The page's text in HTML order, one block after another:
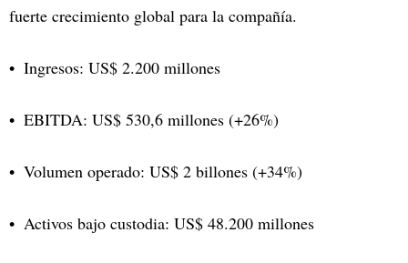
fuerte crecimiento global para la compañía.
Ingresos: US$ 2.200 millones
EBITDA: US$ 530,6 millones (+26%)
Volumen operado: US$ 2 billones (+34%)
Activos bajo custodia: US$ 48.200 millones